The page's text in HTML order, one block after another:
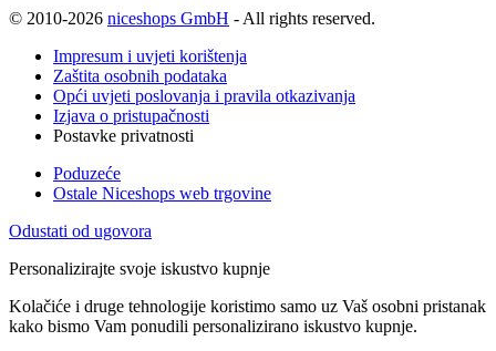
© 2010-2026 niceshops GmbH - All rights reserved.
Impresum i uvjeti korištenja
Zaštita osobnih podataka
Opći uvjeti poslovanja i pravila otkazivanja
Izjava o pristupačnosti
Postavke privatnosti
Poduzeće
Ostale Niceshops web trgovine
Odustati od ugovora
Personalizirajte svoje iskustvo kupnje
Kolačiće i druge tehnologije koristimo samo uz Vaš osobni pristanak
kako bismo Vam ponudili personalizirano iskustvo kupnje.